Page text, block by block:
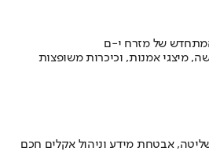
המתחדש של מזרח י-ם
מיצגי אמנות, וכיכרות משופצות
אבטחת מידע וניהול אקלים חכם